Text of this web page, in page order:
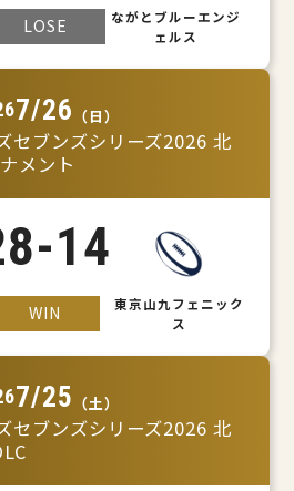
LOSE
ながとブルーエンジ
ェルス
7/26 （日）
セブンズシリーズ2026 北
メント
-14
WIN
東京山九フェニック
ス
7/25 （土）
セブンズシリーズ2026 北